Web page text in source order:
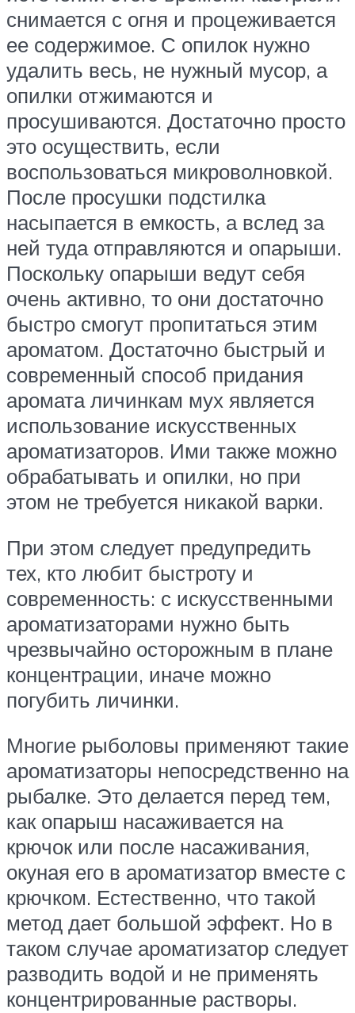
снимается с огня и процеживается
ее содержимое. С опилок нужно
удалить весь, не нужный мусор, а
опилки отжимаются и
просушиваются. Достаточно просто
это осуществить, если
воспользоваться микроволновкой.
После просушки подстилка
насыпается в емкость, а вслед за
ней туда отправляются и опарыши.
Поскольку опарыши ведут себя
очень активно, то они достаточно
быстро смогут пропитаться этим
ароматом. Достаточно быстрый и
современный способ придания
аромата личинкам мух является
использование искусственных
ароматизаторов. Ими также можно
обрабатывать и опилки, но при
этом не требуется никакой варки.
При этом следует предупредить
тех, кто любит быстроту и
современность: с искусственными
ароматизаторами нужно быть
чрезвычайно осторожным в плане
концентрации, иначе можно
погубить личинки.
Многие рыболовы применяют такие
ароматизаторы непосредственно на
рыбалке. Это делается перед тем,
как опарыш насаживается на
крючок или после насаживания,
окуная его в ароматизатор вместе с
крючком. Естественно, что такой
метод дает большой эффект. Но в
таком случае ароматизатор следует
разводить водой и не применять
концентрированные растворы.